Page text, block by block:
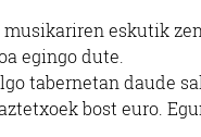
eskutik
egingo dute.
tabernetan daude
bost euro.